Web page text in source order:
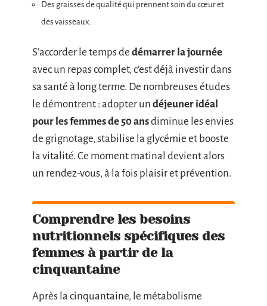
Des graisses de qualité qui prennent soin du cœur et
des vaisseaux.
S’accorder le temps de démarrer la journée
avec un repas complet, c’est déjà investir dans
sa santé à long terme. De nombreuses études
le démontrent : adopter un déjeuner idéal
pour les femmes de 50 ansdiminue les envies
de grignotage, stabilise la glycémie et booste
la vitalité. Ce moment matinal devient alors
un rendez-vous, à la fois plaisir et prévention.
Comprendre les besoins
nutritionnels spécifiques des
femmes à partir de la
cinquantaine
Après la cinquantaine, le métabolisme